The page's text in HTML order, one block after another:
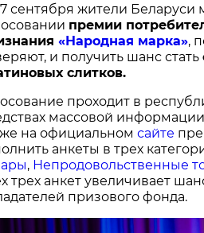
сентября жители Беларуси
премии
«Народная марка»,
и получить шанс стать
слитков.
проходит в
массовой
на официальном сайте
анкеты в трех
, Непродовольственные
трех анкет увеличивает
призового фонда.